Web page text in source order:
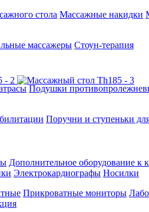
стола Массажные накидки
массажеры Стоун-терапия
Подушки
Поручни и ступеньки
Дополнительное оборудование к
Электрокардиографы Носилки
Прикроватные мониторы